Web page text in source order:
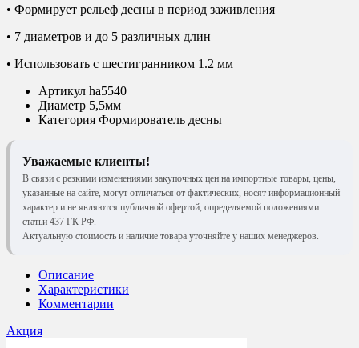
• Формирует рельеф десны в период заживления
• 7 диаметров и до 5 различных длин
• Использовать с шестигранником 1.2 мм
Артикул ha5540
Диаметр 5,5мм
Категория Формирователь десны
Уважаемые клиенты!
В связи с резкими изменениями закупочных цен на импортные товары, цены,
указанные на сайте, могут отличаться от фактических, носят информационный
характер и не являются публичной офертой, определяемой положениями
статьи 437 ГК РФ.
Актуальную стоимость и наличие товара уточняйте у наших менеджеров.
Описание
Характеристики
Комментарии
Акция